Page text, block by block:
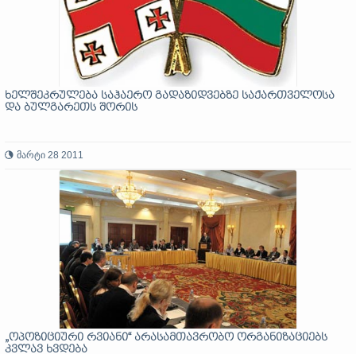
ხელშეკრულება საჰაერო გადაზიდვებზე საქართველოსა
და ბულგარეთს შორის
მარტი 28 2011
„ოპოზიციური რვიანი“ არასამთავრობო ორგანიზაციებს
კვლავ ხვდება